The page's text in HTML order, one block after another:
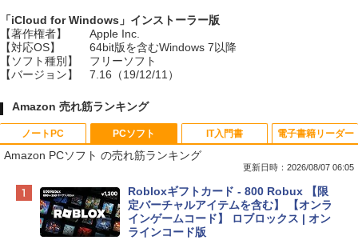
「iCloud for Windows」インストーラー版
【著作権者】
Apple Inc.
【対応OS】
64bit版を含むWindows 7以降
【ソフト種別】
フリーソフト
【バージョン】
7.16（19/12/11）
Amazon 売れ筋ランキング
ノートPC
Apple 2026 MacBook Neo A18 Proチッ
プ搭載13インチノートブック：AIとAppl
e Intelligence、Liquid Retinaディスプ
レイ、8GBメモリ、512GB SSD、1080p
PCソフト
Amazon PCソフト の売れ筋ランキング
更新日時：2026/08/07 06:05
Robloxギフトカード - 800 Robux 【限
定バーチャルアイテムを含む】 【オンラ
インゲームコード】 ロブロックス | オン
ラインコード版
IT入門書 電子書籍リーダー